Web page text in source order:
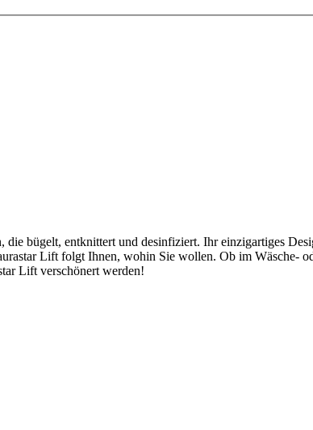
bügelt, entknittert und desinfiziert. Ihr einzigartiges
Lift folgt Ihnen, wohin Sie wollen. Ob im Wäsche-
Lift verschönert werden!